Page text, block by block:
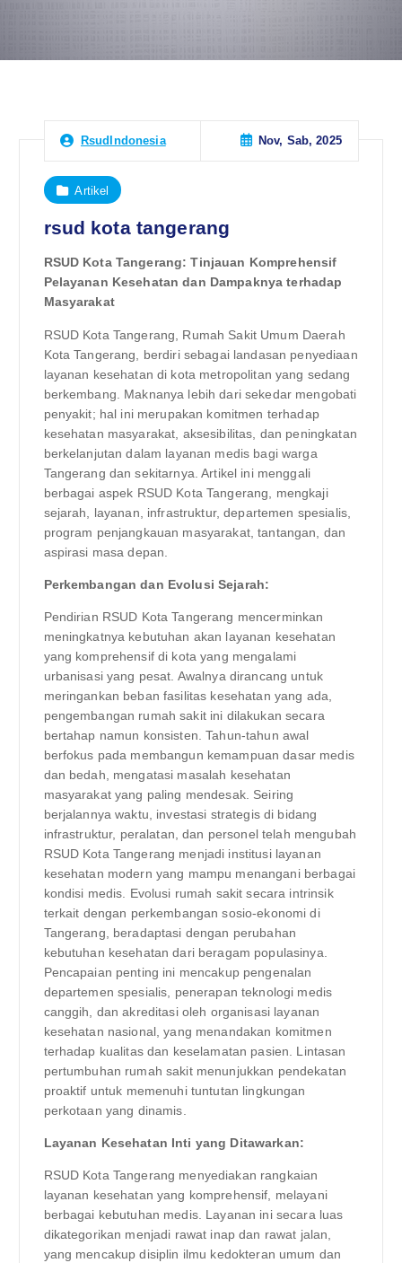
RsudIndonesia Nov, Sab, 2025
Artikel
rsud kota tangerang
RSUD Kota Tangerang: Tinjauan Komprehensif
Pelayanan Kesehatan dan Dampaknya terhadap
Masyarakat
RSUD Kota Tangerang, Rumah Sakit Umum Daerah
Kota Tangerang, berdiri sebagai landasan penyediaan
layanan kesehatan di kota metropolitan yang sedang
berkembang. Maknanya lebih dari sekedar mengobati
penyakit; hal ini merupakan komitmen terhadap
kesehatan masyarakat, aksesibilitas, dan peningkatan
berkelanjutan dalam layanan medis bagi warga
Tangerang dan sekitarnya. Artikel ini menggali
berbagai aspek RSUD Kota Tangerang, mengkaji
sejarah, layanan, infrastruktur, departemen spesialis,
program penjangkauan masyarakat, tantangan, dan
aspirasi masa depan.
Perkembangan dan Evolusi Sejarah:
Pendirian RSUD Kota Tangerang mencerminkan
meningkatnya kebutuhan akan layanan kesehatan
yang komprehensif di kota yang mengalami
urbanisasi yang pesat. Awalnya dirancang untuk
meringankan beban fasilitas kesehatan yang ada,
pengembangan rumah sakit ini dilakukan secara
bertahap namun konsisten. Tahun-tahun awal
berfokus pada membangun kemampuan dasar medis
dan bedah, mengatasi masalah kesehatan
masyarakat yang paling mendesak. Seiring
berjalannya waktu, investasi strategis di bidang
infrastruktur, peralatan, dan personel telah mengubah
RSUD Kota Tangerang menjadi institusi layanan
kesehatan modern yang mampu menangani berbagai
kondisi medis. Evolusi rumah sakit secara intrinsik
terkait dengan perkembangan sosio-ekonomi di
Tangerang, beradaptasi dengan perubahan
kebutuhan kesehatan dari beragam populasinya.
Pencapaian penting ini mencakup pengenalan
departemen spesialis, penerapan teknologi medis
canggih, dan akreditasi oleh organisasi layanan
kesehatan nasional, yang menandakan komitmen
terhadap kualitas dan keselamatan pasien. Lintasan
pertumbuhan rumah sakit menunjukkan pendekatan
proaktif untuk memenuhi tuntutan lingkungan
perkotaan yang dinamis.
Layanan Kesehatan Inti yang Ditawarkan:
RSUD Kota Tangerang menyediakan rangkaian
layanan kesehatan yang komprehensif, melayani
berbagai kebutuhan medis. Layanan ini secara luas
dikategorikan menjadi rawat inap dan rawat jalan,
yang mencakup disiplin ilmu kedokteran umum dan